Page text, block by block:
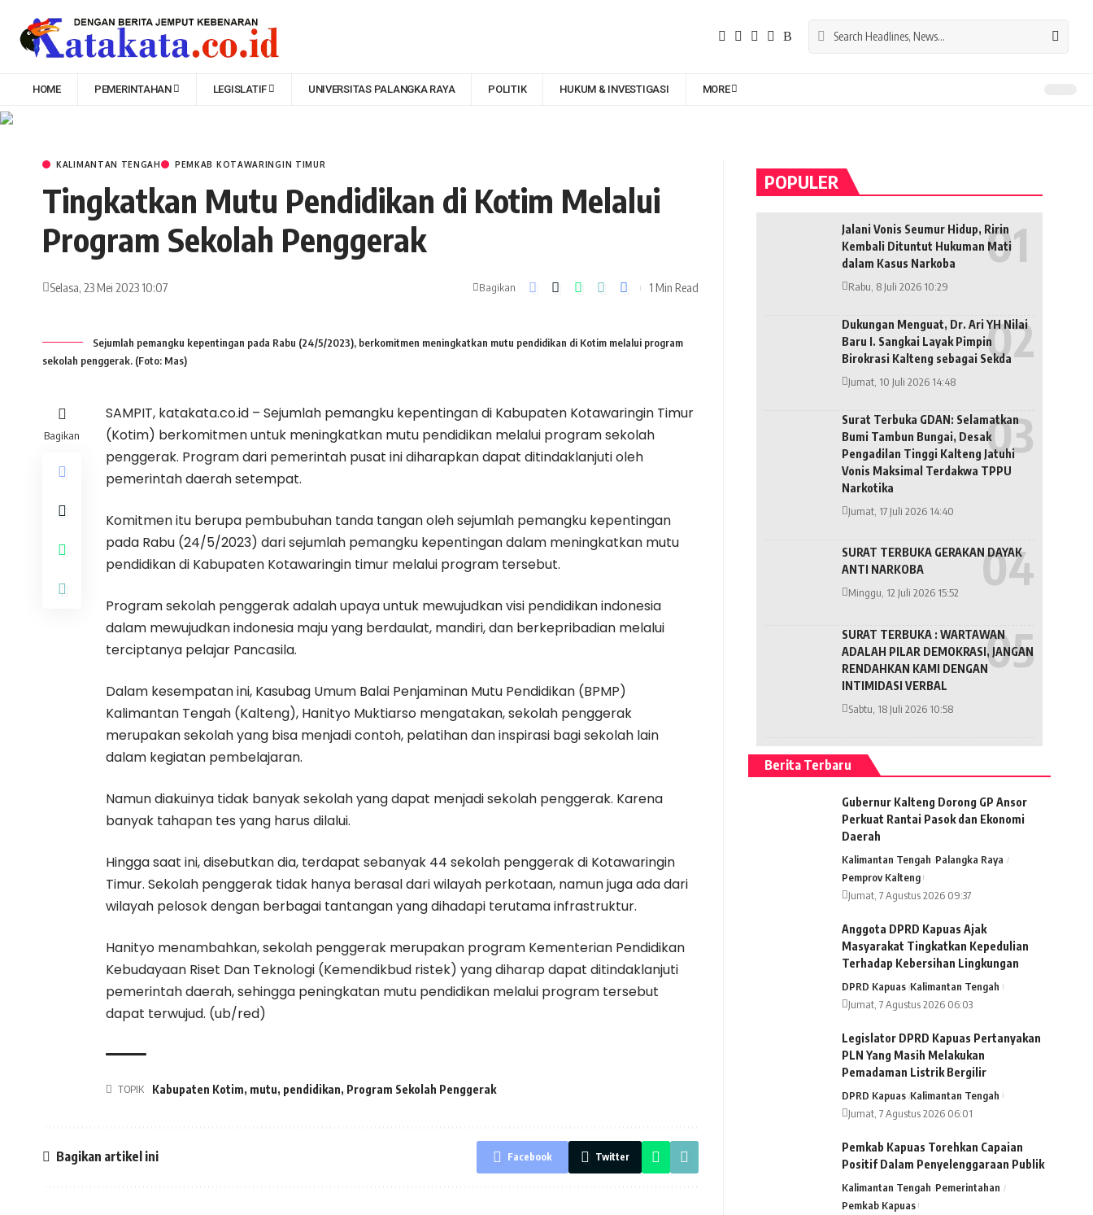
HOME PEMERINTAHAN LEGISLATIF UNIVERSITAS PALANGKA RAYA POLITIK HUKUM & INVESTIGASI MORE
KALIMANTAN TENGAH PEMKAB KOTAWARINGIN TIMUR
Tingkatkan Mutu Pendidikan di Kotim Melalui
Program Sekolah Penggerak
Selasa, 23 Mei 2023 10:07 Bagikan 1 Min Read
Sejumlah pemangku kepentingan pada Rabu (24/5/2023), berkomitmen meningkatkan mutu pendidikan di Kotim melalui program
sekolah penggerak. (Foto: Mas)
Bagikan
SAMPIT, katakata.co.id – Sejumlah pemangku kepentingan di Kabupaten Kotawaringin Timur
(Kotim) berkomitmen untuk meningkatkan mutu pendidikan melalui program sekolah
penggerak. Program dari pemerintah pusat ini diharapkan dapat ditindaklanjuti oleh
pemerintah daerah setempat.
Komitmen itu berupa pembubuhan tanda tangan oleh sejumlah pemangku kepentingan
pada Rabu (24/5/2023) dari sejumlah pemangku kepentingan dalam meningkatkan mutu
pendidikan di Kabupaten Kotawaringin timur melalui program tersebut.
Program sekolah penggerak adalah upaya untuk mewujudkan visi pendidikan indonesia
dalam mewujudkan indonesia maju yang berdaulat, mandiri, dan berkepribadian melalui
terciptanya pelajar Pancasila.
Dalam kesempatan ini, Kasubag Umum Balai Penjaminan Mutu Pendidikan (BPMP)
Kalimantan Tengah (Kalteng), Hanityo Muktiarso mengatakan, sekolah penggerak
merupakan sekolah yang bisa menjadi contoh, pelatihan dan inspirasi bagi sekolah lain
dalam kegiatan pembelajaran.
Namun diakuinya tidak banyak sekolah yang dapat menjadi sekolah penggerak. Karena
banyak tahapan tes yang harus dilalui.
Hingga saat ini, disebutkan dia, terdapat sebanyak 44 sekolah penggerak di Kotawaringin
Timur. Sekolah penggerak tidak hanya berasal dari wilayah perkotaan, namun juga ada dari
wilayah pelosok dengan berbagai tantangan yang dihadapi terutama infrastruktur.
Hanityo menambahkan, sekolah penggerak merupakan program Kementerian Pendidikan
Kebudayaan Riset Dan Teknologi (Kemendikbud ristek) yang diharap dapat ditindaklanjuti
pemerintah daerah, sehingga peningkatan mutu pendidikan melalui program tersebut
dapat terwujud. (ub/red)
TOPIK Kabupaten Kotim, mutu, pendidikan, Program Sekolah Penggerak
Bagikan artikel ini Facebook Twitter
POPULER
Jalani Vonis Seumur Hidup, Ririn
Kembali Dituntut Hukuman Mati
dalam Kasus Narkoba
Rabu, 8 Juli 2026 10:29
Dukungan Menguat, Dr. Ari YH Nilai
Baru I. Sangkai Layak Pimpin
Birokrasi Kalteng sebagai Sekda
Jumat, 10 Juli 2026 14:48
Surat Terbuka GDAN: Selamatkan
Bumi Tambun Bungai, Desak
Pengadilan Tinggi Kalteng Jatuhi
Vonis Maksimal Terdakwa TPPU
Narkotika
Jumat, 17 Juli 2026 14:40
SURAT TERBUKA GERAKAN DAYAK
ANTI NARKOBA
Minggu, 12 Juli 2026 15:52
SURAT TERBUKA : WARTAWAN
ADALAH PILAR DEMOKRASI, JANGAN
RENDAHKAN KAMI DENGAN
INTIMIDASI VERBAL
Sabtu, 18 Juli 2026 10:58
Berita Terbaru
Gubernur Kalteng Dorong GP Ansor
Perkuat Rantai Pasok dan Ekonomi
Daerah
Kalimantan Tengah Palangka Raya
Pemprov Kalteng
Jumat, 7 Agustus 2026 09:37
Anggota DPRD Kapuas Ajak
Masyarakat Tingkatkan Kepedulian
Terhadap Kebersihan Lingkungan
DPRD Kapuas Kalimantan Tengah
Jumat, 7 Agustus 2026 06:03
Legislator DPRD Kapuas Pertanyakan
PLN Yang Masih Melakukan
Pemadaman Listrik Bergilir
DPRD Kapuas Kalimantan Tengah
Jumat, 7 Agustus 2026 06:01
Pemkab Kapuas Torehkan Capaian
Positif Dalam Penyelenggaraan Publik
Kalimantan Tengah Pemerintahan
Pemkab Kapuas